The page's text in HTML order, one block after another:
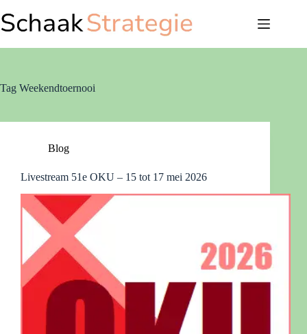
naar
de
Tag Weekendtoernooi
Blog
Livestream 51e OKU – 15 tot 17 mei 2026